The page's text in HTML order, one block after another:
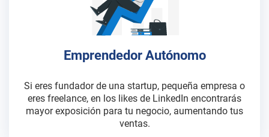
Emprendedor Autónomo
Si eres fundador de una startup, pequeña empresa o
eres freelance, en los likes de LinkedIn encontrarás
mayor exposición para tu negocio, aumentando tus
ventas.